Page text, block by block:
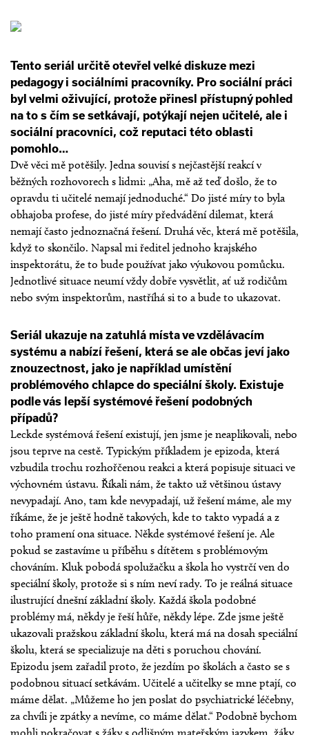
Tento seriál určitě otevřel velké diskuze mezi
pedagogy i sociálními pracovníky. Pro sociální práci
byl velmi oživující, protože přinesl přístupný pohled
na to s čím se setkávají, potýkají nejen učitelé, ale i
sociální pracovníci, což reputaci této oblasti
pomohlo…
Dvě věci mě potěšily. Jedna souvisí s nejčastější reakcí v
běžných rozhovorech s lidmi: „Aha, mě až teď došlo, že to
opravdu ti učitelé nemají jednoduché.“ Do jisté míry to byla
obhajoba profese, do jisté míry předvádění dilemat, která
nemají často jednoznačná řešení. Druhá věc, která mě potěšila,
když to skončilo. Napsal mi ředitel jednoho krajského
inspektorátu, že to bude používat jako výukovou pomůcku.
Jednotlivé situace neumí vždy dobře vysvětlit, ať už rodičům
nebo svým inspektorům, nastříhá si to a bude to ukazovat.
Seriál ukazuje na zatuhlá místa ve vzdělávacím
systému a nabízí řešení, která se ale občas jeví jako
znouzectnost, jako je například umístění
problémového chlapce do speciální školy. Existuje
podle vás lepší systémové řešení podobných
případů?
Leckde systémová řešení existují, jen jsme je neaplikovali, nebo
jsou teprve na cestě. Typickým příkladem je epizoda, která
vzbudila trochu rozhořčenou reakci a která popisuje situaci ve
výchovném ústavu. Říkali nám, že takto už většinou ústavy
nevypadají. Ano, tam kde nevypadají, už řešení máme, ale my
říkáme, že je ještě hodně takových, kde to takto vypadá a z
toho pramení ona situace. Někde systémové řešení je. Ale
pokud se zastavíme u příběhu s dítětem s problémovým
chováním. Kluk pobodá spolužačku a škola ho vystrčí ven do
speciální školy, protože si s ním neví rady. To je reálná situace
ilustrující dnešní základní školy. Každá škola podobné
problémy má, někdy je řeší hůře, někdy lépe. Zde jsme ještě
ukazovali pražskou základní školu, která má na dosah speciální
školu, která se specializuje na děti s poruchou chování.
Epizodu jsem zařadil proto, že jezdím po školách a často se s
podobnou situací setkávám. Učitelé a učitelky se mne ptají, co
máme dělat. „Můžeme ho jen poslat do psychiatrické léčebny,
za chvíli je zpátky a nevíme, co máme dělat.“ Podobně bychom